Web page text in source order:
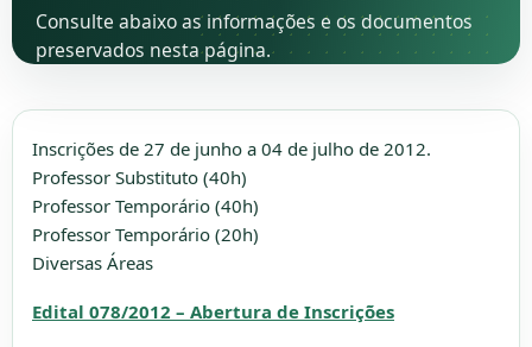
Consulte abaixo as informações e os documentos
preservados nesta página.
Inscrições de 27 de junho a 04 de julho de 2012.
Professor Substituto (40h)
Professor Temporário (40h)
Professor Temporário (20h)
Diversas Áreas
Edital 078/2012 – Abertura de Inscrições